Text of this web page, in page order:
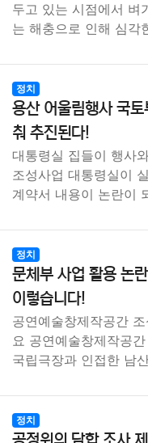
두고 있는 시점에서 벼
는 해충으로 인해 심각
정치
용산 어울림행사 국
춰 추진된다!
대통령실 집들이 행사
조성사업 대통령실이
계약서 내용이 논란이
정치
문체부 사업 활용 논
이렇습니다!
공연예술창제작공간
요 공연예술창제작공
국립극장과 인접한 남
정치